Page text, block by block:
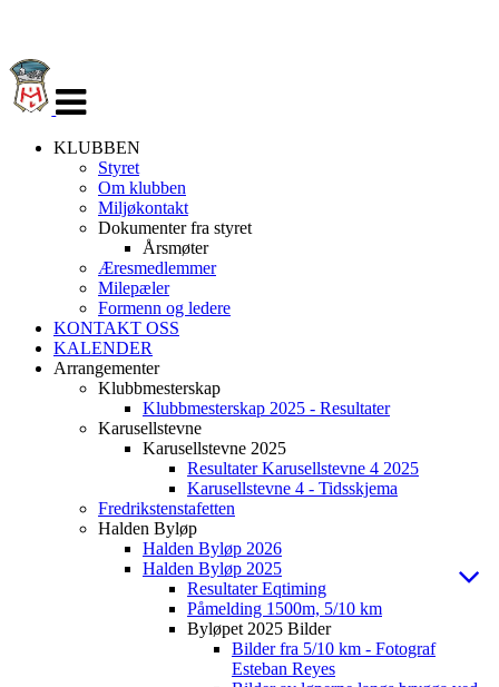
navigasjon
KLUBBEN
Styret
Om klubben
Miljøkontakt
Dokumenter fra styret
Årsmøter
Æresmedlemmer
Milepæler
Formenn og ledere
KONTAKT OSS
KALENDER
Arrangementer
Klubbmesterskap
Klubbmesterskap 2025 - Resultater
Karusellstevne
Karusellstevne 2025
Resultater Karusellstevne 4 2025
Karusellstevne 4 - Tidsskjema
Fredrikstenstafetten
Halden Byløp
Halden Byløp 2026
Halden Byløp 2025
Resultater Eqtiming
Påmelding 1500m, 5/10 km
Byløpet 2025 Bilder
Bilder fra 5/10 km - Fotograf
Esteban Reyes